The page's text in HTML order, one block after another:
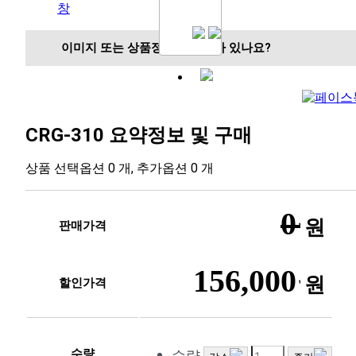
창
이미지 또는 상품정보에 문제가 있나요?
CRG-310 요약정보 및 구매
상품 선택옵션 0 개, 추가옵션 0 개
판매가격 0원
할인가격 156,000원